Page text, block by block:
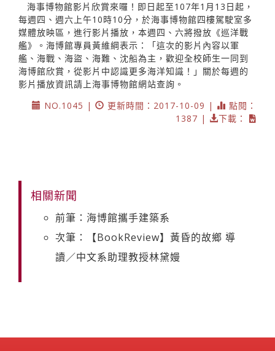
海事博物館影片欣賞來囉！即日起至107年1月13日起，
每週四、週六上午10時10分，於海事博物館四樓駕駛室多
媒體放映區，進行影片播放，本週四、六將撥放《巡洋戰
艦》。海博館專員黃維綱表示：「這次的影片內容以軍
艦、海戰、海盜、海難、沈船為主，歡迎全校師生一同到
海博館欣賞，從影片中認識更多海洋知識！」關於每週的
影片播放資訊請上海事博物館網站查詢。
NO.1045 |
更新時間：2017-10-09 |
點閱：
1387 |
下載：
相關新聞
前筆：海博館攜手建築系
次筆：【BookReview】黃昏的故鄉 導
讀／中文系助理教授林黛嫚